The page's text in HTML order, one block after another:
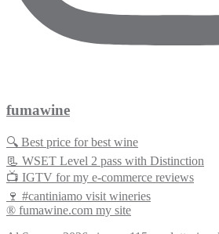
fumawine
🔍 Best price for best wine
📃 WSET Level 2 pass with Distinction
📺 IGTV for my e-commerce reviews
🍷 #cantiniamo visit wineries
® fumawine.com my site